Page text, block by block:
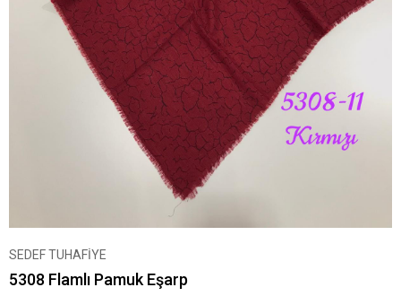
SEDEF TUHAFİYE
5308 Flamlı Pamuk Eşarp